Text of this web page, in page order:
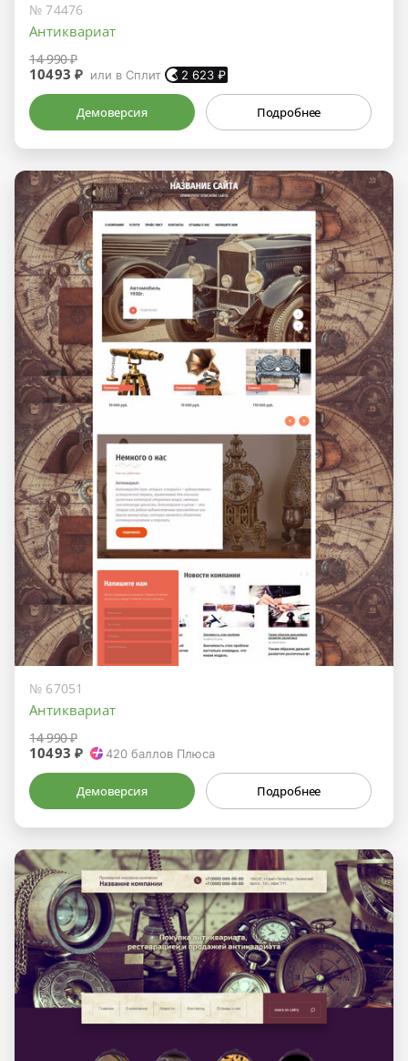
№ 74476
Антиквариат
14 990 ₽
10493 ₽ или в Сплит 2 623 ₽
Демоверсия Подробнее
№ 67051
Антиквариат
14 990 ₽
10493 ₽ 420 баллов Плюса
Демоверсия Подробнее